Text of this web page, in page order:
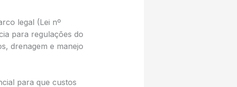
legal (Lei nº
para regulações do
drenagem e manejo
para que custos